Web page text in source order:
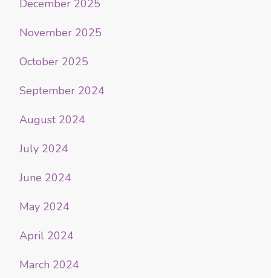
December 2025
November 2025
October 2025
September 2024
August 2024
July 2024
June 2024
May 2024
April 2024
March 2024